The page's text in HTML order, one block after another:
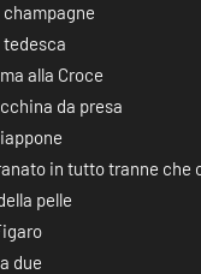
alla Croce
da presa
in tutto tranne che
pelle
due